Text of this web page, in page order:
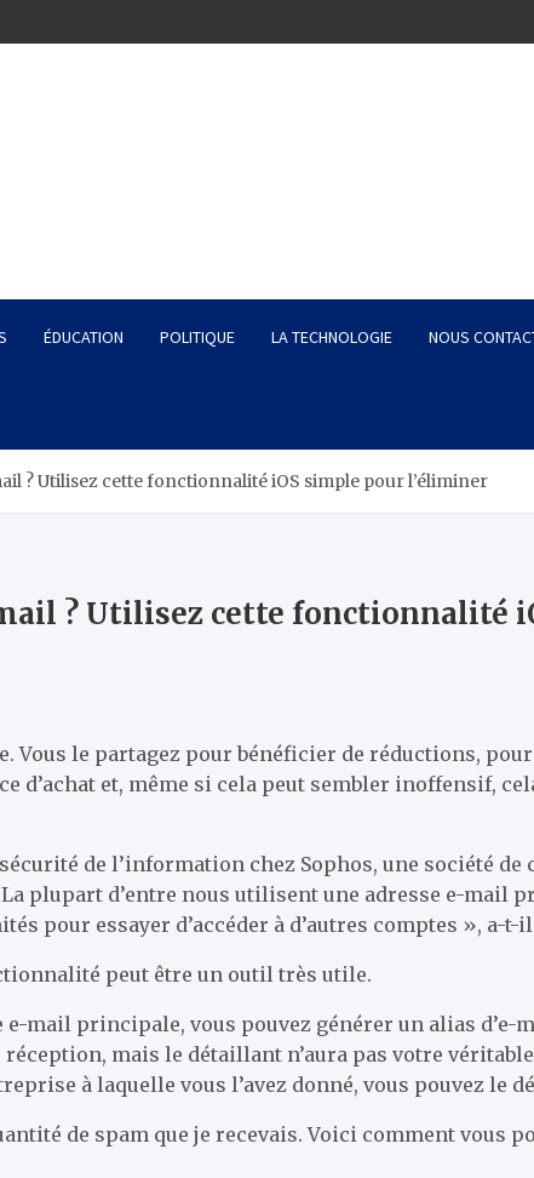
ÉDUCATION POLITIQUE LA TECHNOLOGIE NOUS
? Utilisez cette fonctionnalité iOS simple pour l’éliminer
? Utilisez cette fonctionnalité
Vous le partagez pour bénéficier de réductions,
d’achat et, même si cela peut sembler inoffensif,
de l’information chez Sophos, une société de
plupart d’entre nous utilisent une adresse e-mail
pour essayer d’accéder à d’autres comptes », a-t-
peut être un outil très utile.
mail principale, vous pouvez générer un alias
mais le détaillant n’aura pas votre
à laquelle vous l’avez donné, vous pouvez le
de spam que je recevais. Voici comment vous